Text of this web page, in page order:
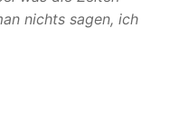
nichts sagen, ich